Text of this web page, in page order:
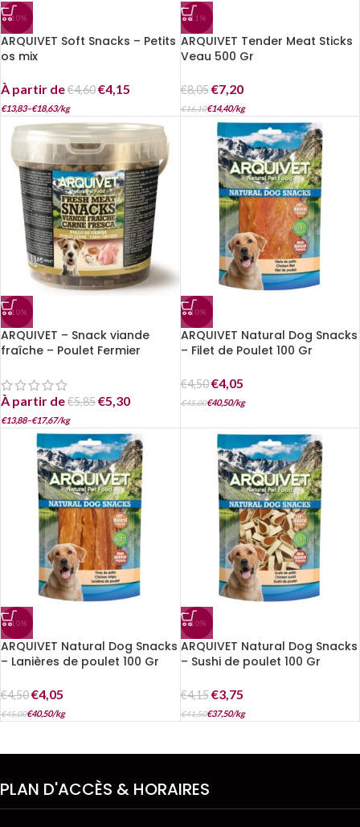
-10%
ARQUIVET Soft Snacks – Petits
os mix
À partir de€4,60€4,15
€13,83–€18,63/kg
-11%
ARQUIVET Tender Meat Sticks
Veau 500 Gr
€8,05 €7,20
€16,10€14,40/kg
-10%
ARQUIVET – Snack viande
fraîche – Poulet Fermier
À partir de€5,85€5,30
€13,88–€17,67/kg
-10%
ARQUIVET Natural Dog Snacks
– Filet de Poulet 100 Gr
€4,50 €4,05
€45,00€40,50/kg
-10%
ARQUIVET Natural Dog Snacks
– Lanières de poulet 100 Gr
€4,50€4,05
€45,00€40,50/kg
-10%
ARQUIVET Natural Dog Snacks
– Sushi de poulet 100 Gr
€4,15 €3,75
€41,50€37,50/kg
PLAN D'ACCÈS & HORAIRES